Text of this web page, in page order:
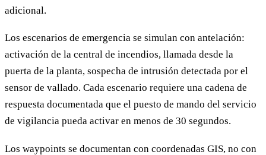
adicional.
Los escenarios de emergencia se simulan con antelación:
activación de la central de incendios, llamada desde la
puerta de la planta, sospecha de intrusión detectada por el
sensor de vallado. Cada escenario requiere una cadena de
respuesta documentada que el puesto de mando del servicio
de vigilancia pueda activar en menos de 30 segundos.
Los waypoints se documentan con coordenadas GIS, no con